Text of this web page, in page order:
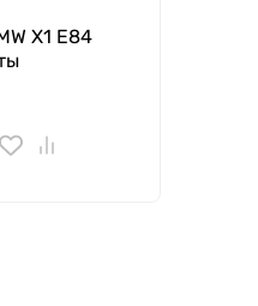
X1 E84